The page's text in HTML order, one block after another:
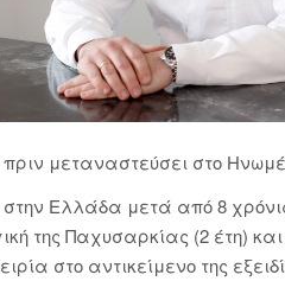
μεταναστεύσει στο
Ελλάδα μετά από 8
της Παχυσαρκίας (2 έτη)
στο αντικείμενο της